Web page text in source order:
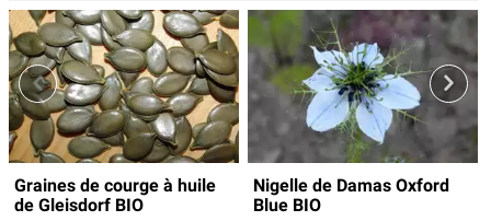
Graines de courge à huile
de Gleisdorf BIO
Nigelle de Damas Oxford
Blue BIO